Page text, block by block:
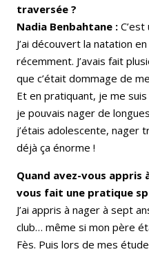
traversée ?
Nadia Benbahtane :
J’ai découvert la natation
récemment. J’avais fait
que c’était dommage de
Et en pratiquant, je me
je pouvais nager de
j’étais adolescente, nager
déjà ça énorme !
Quand avez-vous appris
vous fait une pratique
J’ai appris à nager à sept
club… même si mon père
Fès. Puis lors de mes